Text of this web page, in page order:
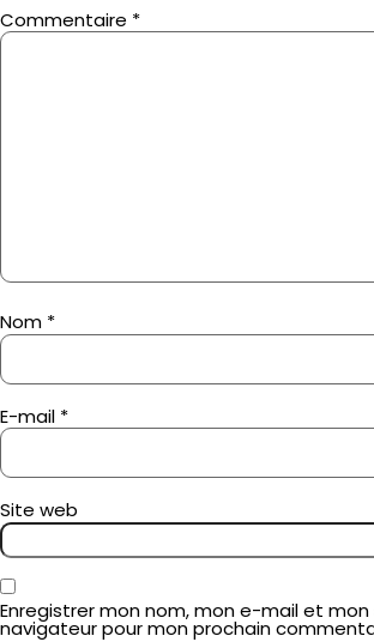
Commentaire *
Nom *
E-mail *
Site web
Enregistrer mon nom, mon e-mail et
navigateur pour mon prochain